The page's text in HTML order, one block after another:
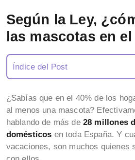
Según la Ley,
las mascotas en
Índice del Post
¿Sabías que en el 40% de los
al menos una mascota?
hablando de más de 28 millones
domésticos en toda España. Y
vacaciones, son muchos quienes